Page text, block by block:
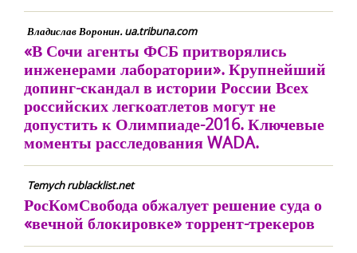
Владислав Воронин. ua.tribuna.com
«В Сочи агенты ФСБ притворялись
инженерами лаборатории». Крупнейший
допинг-скандал в истории России Всех
российских легкоатлетов могут не
допустить к Олимпиаде-2016. Ключевые
моменты расследования WADA.
Temych rublacklist.net
РосКомСвобода обжалует решение суда о
«вечной блокировке» торрент-трекеров